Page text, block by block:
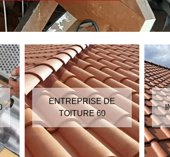
ENTREPRISE DE
TOITURE 60